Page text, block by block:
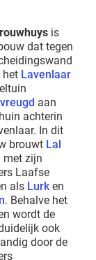
is
dat tegen
het Lavenlaar
aan
achterin
In dit
brouwt Lal
met zijn
Laafse
als Lurken
. Behalve het
wordt de
ook
door de